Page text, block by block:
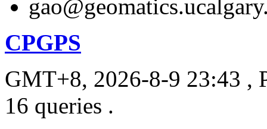
CPGPS
GMT+8, 2026-8-9 23:43 ,
16 queries .